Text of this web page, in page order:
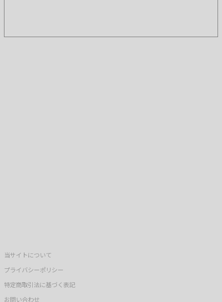
当サイトについて
プライバシーポリシー
特定商取引法に基づく表記
お問い合わせ